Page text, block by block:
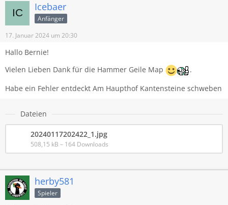
Mordhub zu bewerten.
Danke im Voraus für eine gute Bewertung
Icebaer
Anfänger
17. Januar 2024 um 20:30
Hallo Bernie!
Vielen Lieben Dank für die Hammer Geile Map
.
Habe ein Fehler entdeckt Am Haupthof Kantensteine schweben
Dateien
20240117202422_1.jpg
508,15 kB – 164 Downloads
herby581
Spieler